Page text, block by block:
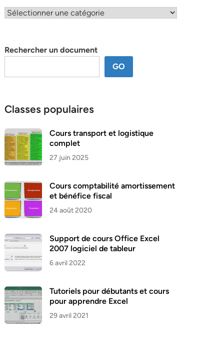
Classification
Rechercher un document
GO
Classes populaires
Cours transport et logistique
complet
27 juin 2025
Cours comptabilité amortissement
et bénéfice fiscal
24 août 2020
Support de cours Office Excel
2007 logiciel de tableur
6 avril 2022
Tutoriels pour débutants et cours
pour apprendre Excel
29 avril 2021